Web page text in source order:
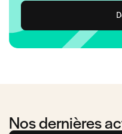
Nos dernières